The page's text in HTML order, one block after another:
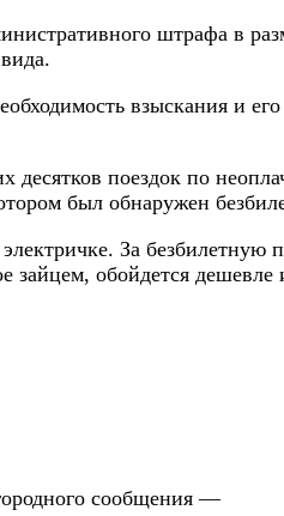
штрафа в
взыскания и
десятков поездок по
был обнаружен
За безбилетную
зайцем, обойдется дешевле
сообщения —